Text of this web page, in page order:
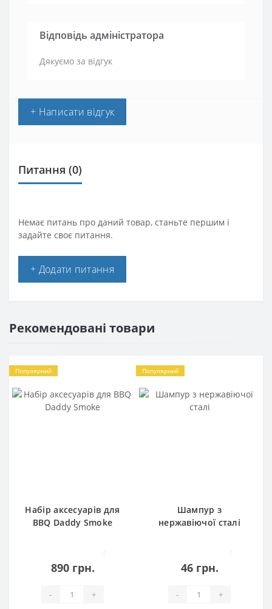
Відповідь адміністратора
Дякуємо за відгук
+ Написати відгук
Питання (0)
Немає питань про даний товар, станьте першим і
задайте своє питання.
+ Додати питання
Рекомендовані товари
Популярний
Набір аксесуарів для
BBQ Daddy Smoke
890 грн.
- +
Популярний
Шампур з
нержавіючої сталі
46 грн.
- +